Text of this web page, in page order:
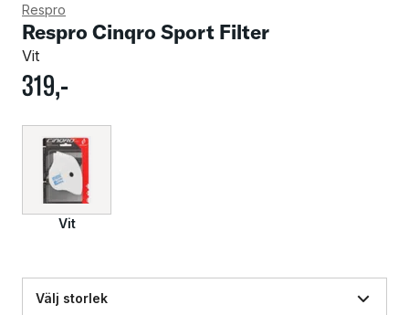
Respro
Respro Cinqro Sport Filter
Vit
319,-
Vit
Välj storlek